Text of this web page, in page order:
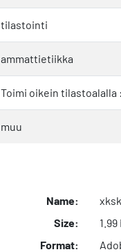
tilastointi
ammattietiikka
Toimi oikein
muu
Name:
Size:
1.99
Format: